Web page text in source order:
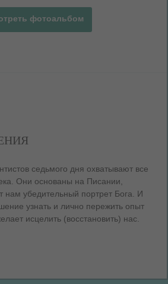
фотоальбом
седьмого дня охватывают все
Они основаны на Писании,
нам убедительный портрет Бога. И
узнать и лично пережить опыт
исцелить (восстановить) нас.